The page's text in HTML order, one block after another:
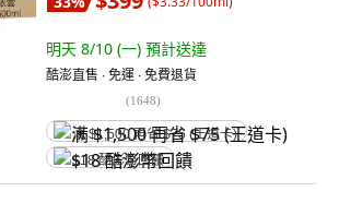
明天 8/10 (一) 預計送達
酷澎直售 ∙ 免運 ∙ 免費退貨
(1648)
满 $1,500 再省 $75 (王道卡)
$18 酷澎幣回饋